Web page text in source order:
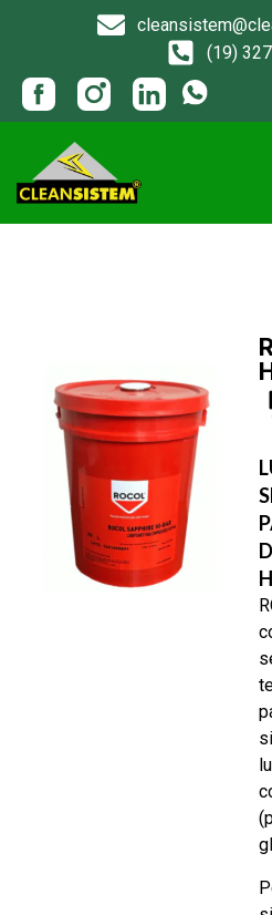
(19)